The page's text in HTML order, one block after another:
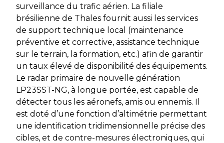
surveillance du trafic aérien. La filiale
brésilienne de Thales fournit aussi les services
de support technique local (maintenance
préventive et corrective, assistance technique
sur le terrain, la formation, etc.) afin de garantir
un taux élevé de disponibilité des équipements.
Le radar primaire de nouvelle génération
LP23SST-NG, à longue portée, est capable de
détecter tous les aéronefs, amis ou ennemis. Il
est doté d’une fonction d’altimétrie permettant
une identification tridimensionnelle précise des
cibles, et de contre-mesures électroniques, qui